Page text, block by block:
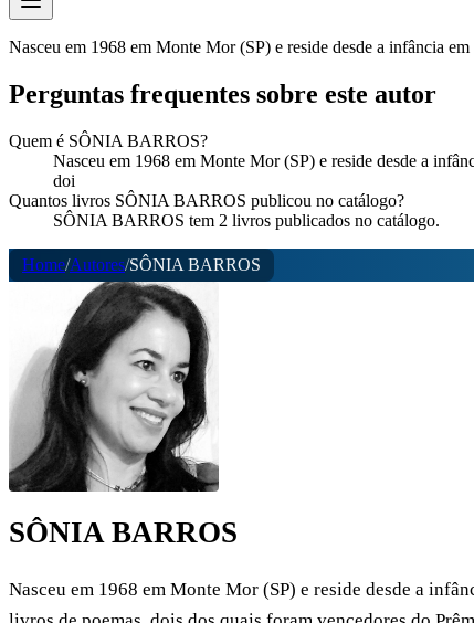
Nasceu em 1968 em Monte Mor (SP) e reside desde a infância
Perguntas frequentes sobre este autor
Quem é SÔNIA BARROS?
Nasceu em 1968 em Monte Mor (SP) e reside desde a
doi
Quantos livros SÔNIA BARROS publicou no catálogo?
SÔNIA BARROS tem 2 livros publicados no catálogo.
Home/Autores/SÔNIA BARROS
SÔNIA BARROS
Nasceu em 1968 em Monte Mor (SP) e reside desde a